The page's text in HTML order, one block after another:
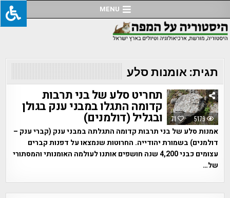
to
content
MENU
תגית:אומנות סלע
71 5179
תחריט סלע של בני תרבות
קדומה התגלו במבני ענק בגולן
ובגליל (דולמנים)
אמנות סלע של בני תרבות קדומה התגלתה במבני ענק (קברי ענק –
דולמנים) בשמורת יהודייה. החרוטות שנמצאו על דפנות קברים
עצומים כבני 4,200 שנה חושפים אותנו לעולמה האומנותי והמסתורי
של…